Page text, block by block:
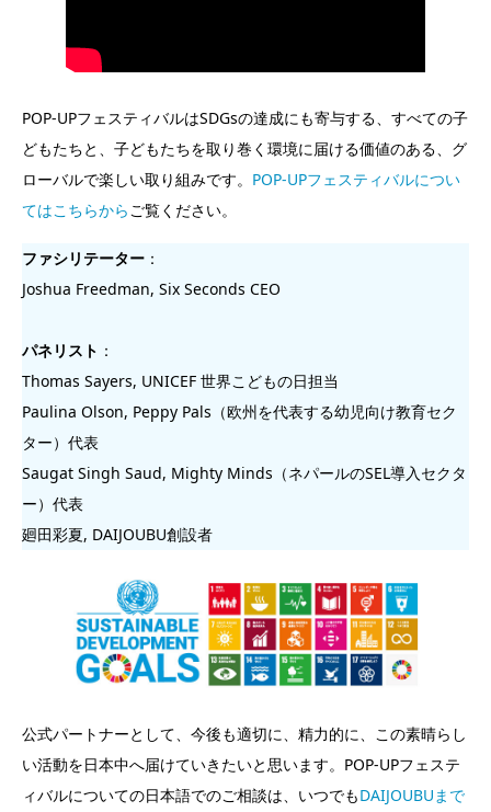
POP-UPフェスティバルはSDGsの達成にも寄与する、すべての子
どもたちと、子どもたちを取り巻く環境に届ける価値のある、グ
ローバルで楽しい取り組みです。 POP-UPフェスティバルについ
てはこちらからご覧ください。
ファシリテーター ：
Joshua Freedman, Six Seconds CEO
パネリスト ：
Thomas Sayers, UNICEF 世界こどもの日担当
Paulina Olson, Peppy Pals（欧州を代表する幼児向け教育セク
ター）代表
Saugat Singh Saud, Mighty Minds（ネパールのSEL導入セクタ
ー）代表
廻田彩夏, DAIJOUBU創設者
公式パートナーとして、今後も適切に、精力的に、この素晴らし
い活動を日本中へ届けていきたいと思います。POP-UPフェステ
ィバルについての日本語でのご相談は、いつでもDAIJOUBUまで